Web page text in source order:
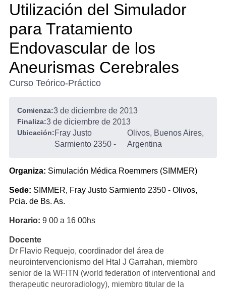
Utilización del Simulador
para Tratamiento
Endovascular de los
Aneurismas Cerebrales
Curso Teórico-Práctico
Comienza:3 de diciembre de 2013
Finaliza:3 de diciembre de 2013
Ubicación:Fray Justo
Sarmiento 2350 -
Olivos, Buenos Aires,
Argentina
Organiza: Simulación Médica Roemmers (SIMMER)
Sede: SIMMER, Fray Justo Sarmiento 2350 - Olivos,
Pcia. de Bs. As.
Horario: 9 00 a 16 00hs
Docente
Dr Flavio Requejo, coordinador del área de
neurointervencionismo del Htal J Garrahan, miembro
senior de la WFITN (world federation of interventional and
therapeutic neuroradiology), miembro titular de la